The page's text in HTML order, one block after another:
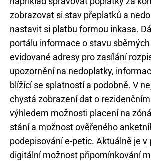
zobrazovat si stav přeplatků a
nastavit si platbu formou inkasa.
portálu informace o stavu sběrných
evidované adresy pro zasílání
upozornění na nedoplatky,
blížící se splatností a podobně. V
chystá zobrazení dat o
výhledem možnosti placení na
stání a možnost ověřeného
podepisování e-petic. Aktuálně je v
digitální možnost připomínkování